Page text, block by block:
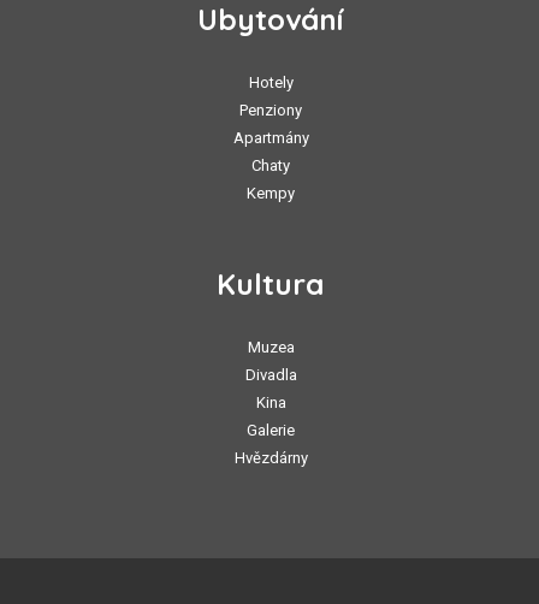
Ubytování
Hotely
Penziony
Apartmány
Chaty
Kempy
Kultura
Muzea
Divadla
Kina
Galerie
Hvězdárny